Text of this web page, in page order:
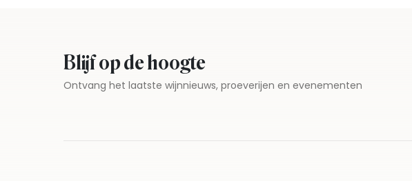
Blijf op de hoogte
Ontvang het laatste wijnnieuws, proeverijen en evenementen